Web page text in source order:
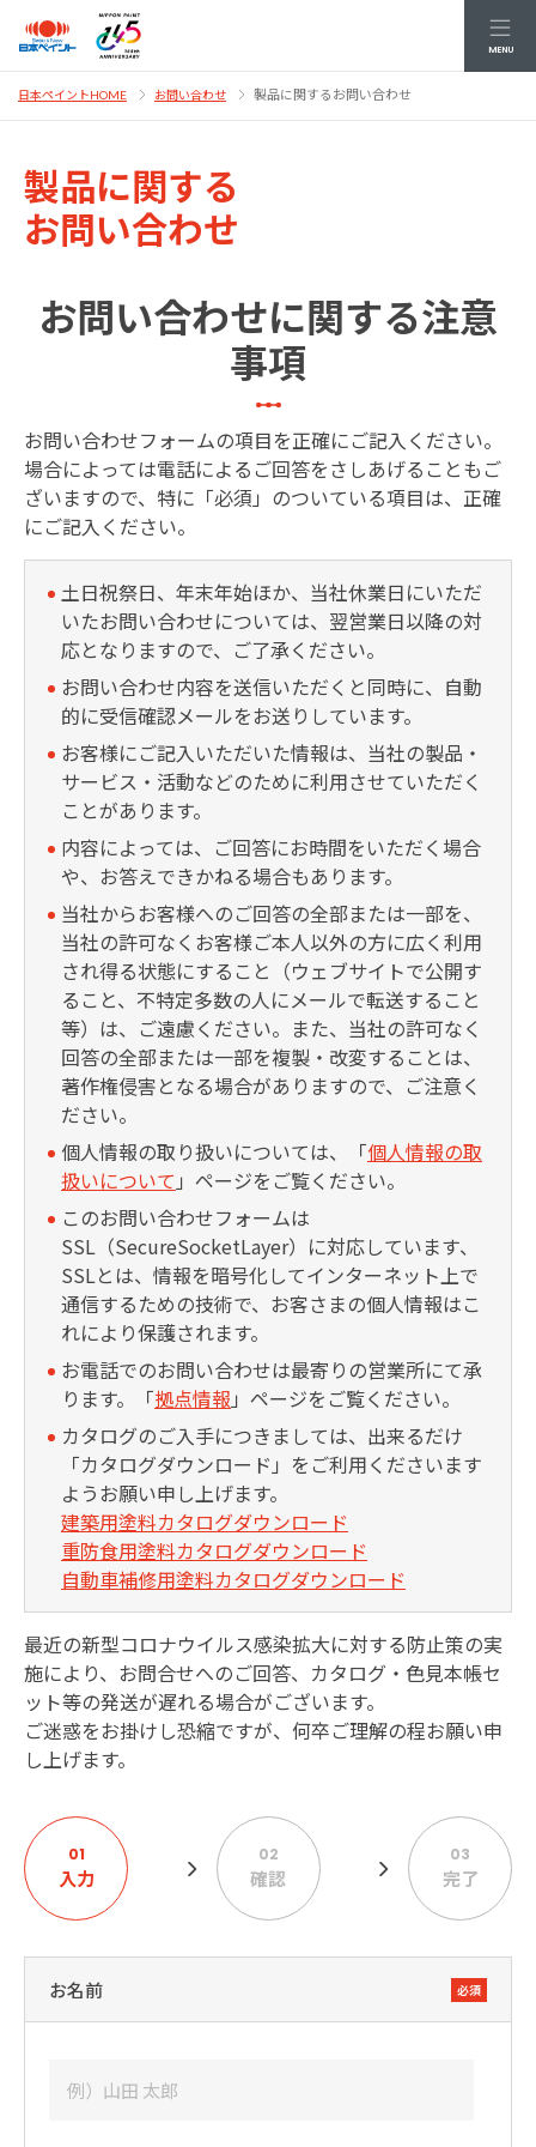
MENU
日本ペイントHOME お問い合わせ 製品に関するお問い合わせ
製品に関する
お問い合わせ
お問い合わせに関する注意
事項
お問い合わせフォームの項目を正確にご記入ください。
場合によっては電話によるご回答をさしあげることもご
ざいますので、特に「必須」のついている項目は、正確
にご記入ください。
土日祝祭日、年末年始ほか、当社休業日にいただ
いたお問い合わせについては、翌営業日以降の対
応となりますので、ご了承ください。
お問い合わせ内容を送信いただくと同時に、自動
的に受信確認メールをお送りしています。
お客様にご記入いただいた情報は、当社の製品・
サービス・活動などのために利用させていただく
ことがあります。
内容によっては、ご回答にお時間をいただく場合
や、お答えできかねる場合もあります。
当社からお客様へのご回答の全部または一部を、
当社の許可なくお客様ご本人以外の方に広く利用
され得る状態にすること（ウェブサイトで公開す
ること、不特定多数の人にメールで転送すること
等）は、ご遠慮ください。また、当社の許可なく
回答の全部または一部を複製・改変することは、
著作権侵害となる場合がありますので、ご注意く
ださい。
個人情報の取り扱いについては、「個人情報の取
扱いについて 」ページをご覧ください。
このお問い合わせフォームは
SSL（SecureSocketLayer）に対応しています、
SSLとは、情報を暗号化してインターネット上で
通信するための技術で、お客さまの個人情報はこ
れにより保護されます。
お電話でのお問い合わせは最寄りの営業所にて承
ります。「拠点情報 」ページをご覧ください。
カタログのご入手につきましては、出来るだけ
「カタログダウンロード」をご利用くださいます
ようお願い申し上げます。
建築用塗料カタログダウンロード
重防食用塗料カタログダウンロード
自動車補修用塗料カタログダウンロード
最近の新型コロナウイルス感染拡大に対する防止策の実
施により、お問合せへのご回答、カタログ・色見本帳セ
ット等の発送が遅れる場合がございます。
ご迷惑をお掛けし恐縮ですが、何卒ご理解の程お願い申
し上げます。
01
入力
02
確認
03
完了
お名前 必須